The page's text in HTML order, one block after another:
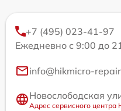
+7 (495) 023-41-97
Ежедневно с 9:00 до
info@hikmicro-
Новослободская
Адрес сервисного центра